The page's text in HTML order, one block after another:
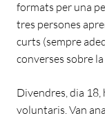
formats per una
tres persones
curts (sempre
converses sobre
Divendres, dia
voluntaris. Van